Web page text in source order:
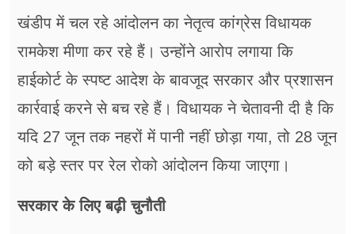
खंडीप में चल रहे आंदोलन का नेतृत्व कांग्रेस विधायक
रामकेश मीणा कर रहे हैं। उन्होंने आरोप लगाया कि
हाईकोर्ट के स्पष्ट आदेश के बावजूद सरकार और प्रशासन
कार्रवाई करने से बच रहे हैं। विधायक ने चेतावनी दी है कि
यदि 27 जून तक नहरों में पानी नहीं छोड़ा गया, तो 28 जून
को बड़े स्तर पर रेल रोको आंदोलन किया जाएगा।
सरकार के लिए बढ़ी चुनौती